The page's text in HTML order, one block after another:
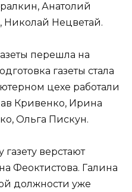
Анатолий
Нецветай.
перешла на
газеты стала
цехе работали
Кривенко, Ирина
Ольга Пискун.
верстают
Феоктистова. Галина
должности уже